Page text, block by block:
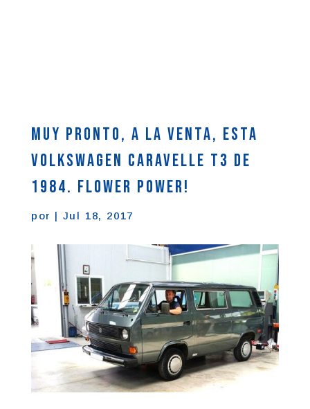
Muy pronto, a la venta, esta
Volkswagen Caravelle T3 de
1984. Flower Power!
por | Jul 18, 2017